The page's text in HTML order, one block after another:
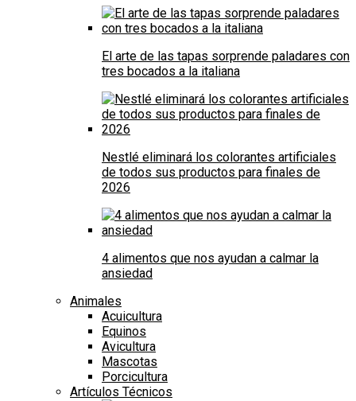
El arte de las tapas sorprende paladares con
tres bocados a la italiana
Nestlé eliminará los colorantes artificiales
de todos sus productos para finales de
2026
4 alimentos que nos ayudan a calmar la
ansiedad
Animales
Acuicultura
Equinos
Avicultura
Mascotas
Porcicultura
Artículos Técnicos